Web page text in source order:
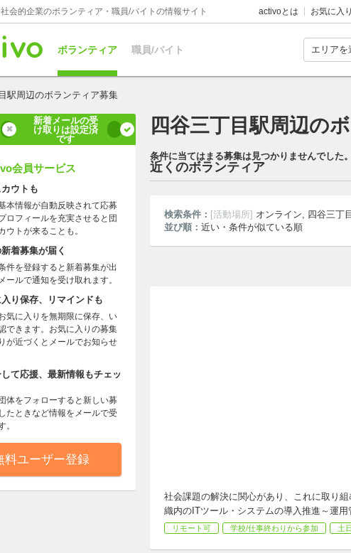
会的企業のボランティア・職員/バイトの情報サイト activoとは お気に入り
ボランティア 職員/バイト
駅周辺のボランティア募集
四谷三丁目駅周辺の
条件に当てはまる募集は見つかりませんでした。
近くのボランティア
検索条件： [活動場所] オンライン, 四谷三丁
並び順： 近い・条件が似ている順
社会課題の解決に関心があり、これに取り
織内のITツール・システムの導入推進～運
リモート可 学校/仕事終わりから参加 土
新着メールの受
け取りは設定済
です
会員サービス
ウトも
本情報が自動反映されて応募
ロフィールを充実させると団
ウトが来ることも。
着募集が届く
件を登録すると新着募集が出
ールで通知を受け取れます。
り保存、リマインドも
気に入りを無期限に保存、い
できます。お気に入りの募集
が近づくとメールでお知らせ
て応援、最新情報もチェッ
体をフォローすると新しい募
たときなど情報をメールで受
。
料ユーザー登録